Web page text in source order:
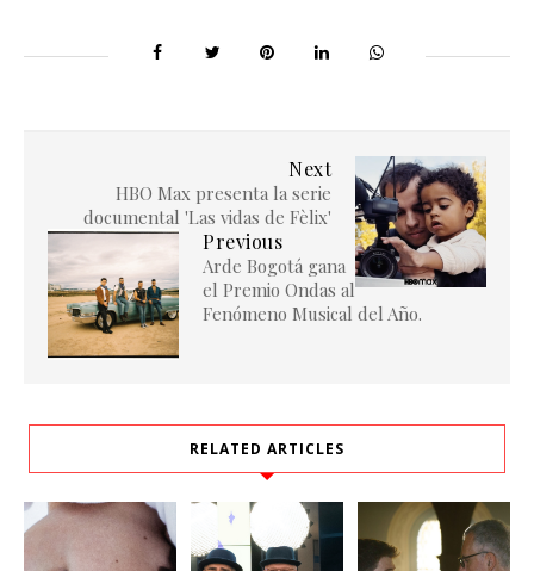
Next
HBO Max presenta la serie
documental 'Las vidas de Fèlix'
Previous
Arde Bogotá gana
el Premio Ondas al
Fenómeno Musical del Año.
RELATED ARTICLES